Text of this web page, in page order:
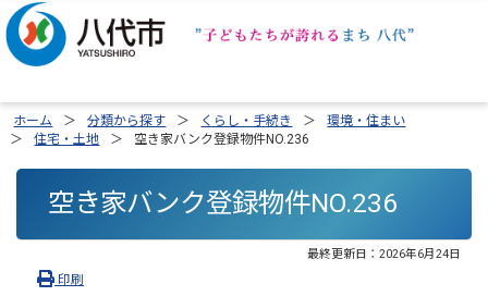
ホーム 分類から探す くらし・手続き
環境・住まい
住宅・土地
空き家バンク登録物件NO.236
空き家バンク登録物件NO.236
最終更新日： 2026年6月24日
印刷